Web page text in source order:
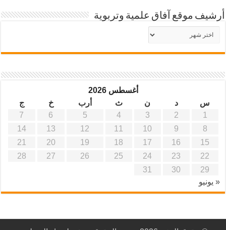
أرشيف موقع آفاق علمية وتربوية
أرشيف
موقع
آفاق
أغسطس 2026
س
د ن ث أرب خ
ج
1
2
3
4
5
6
7
8
9
10
11
12
13
14
15
16
17
18
19
20
21
22
23
24
25
26
27
28
29
30
31
« يونيو